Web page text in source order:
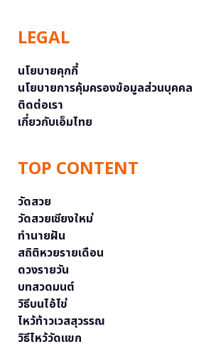
LEGAL
นโยบายคุกกี้
นโยบายการคุ้มครองข้อมูลส่วนบุคคล
ติดต่อเรา
เกี่ยวกับเอ็มไทย
TOP CONTENT
วัดสวย
วัดสวยเชียงใหม่
ทำนายฝัน
สถิติหวยรายเดือน
ดวงรายวัน
บทสวดมนต์
วิธีบนไอ้ไข่
ไหว้ท้าวเวสสุวรรณ
วิธีไหว้วัดแขก